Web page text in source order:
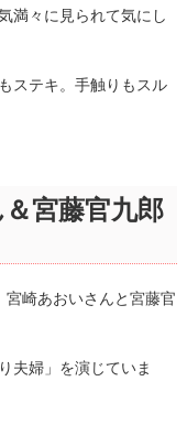
満々に見られて気にし
ステキ。手触りもスル
宮藤官九郎
宮崎あおいさんと宮藤官
夫婦」を演じていま